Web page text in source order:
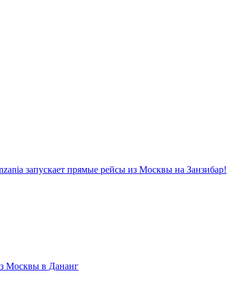
запускает прямые рейсы из Москвы на Занзибар!
Москвы в Дананг